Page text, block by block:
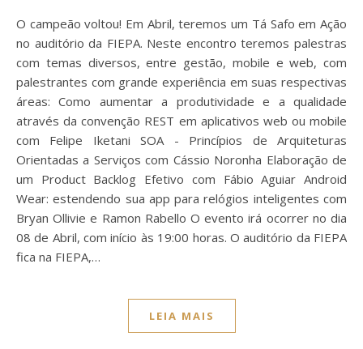
O campeão voltou! Em Abril, teremos um Tá Safo em Ação
no auditório da FIEPA. Neste encontro teremos palestras
com temas diversos, entre gestão, mobile e web, com
palestrantes com grande experiência em suas respectivas
áreas: Como aumentar a produtividade e a qualidade
através da convenção REST em aplicativos web ou mobile
com Felipe Iketani SOA - Princípios de Arquiteturas
Orientadas a Serviços com Cássio Noronha Elaboração de
um Product Backlog Efetivo com Fábio Aguiar Android
Wear: estendendo sua app para relógios inteligentes com
Bryan Ollivie e Ramon Rabello O evento irá ocorrer no dia
08 de Abril, com início às 19:00 horas. O auditório da FIEPA
fica na FIEPA,…
LEIA MAIS